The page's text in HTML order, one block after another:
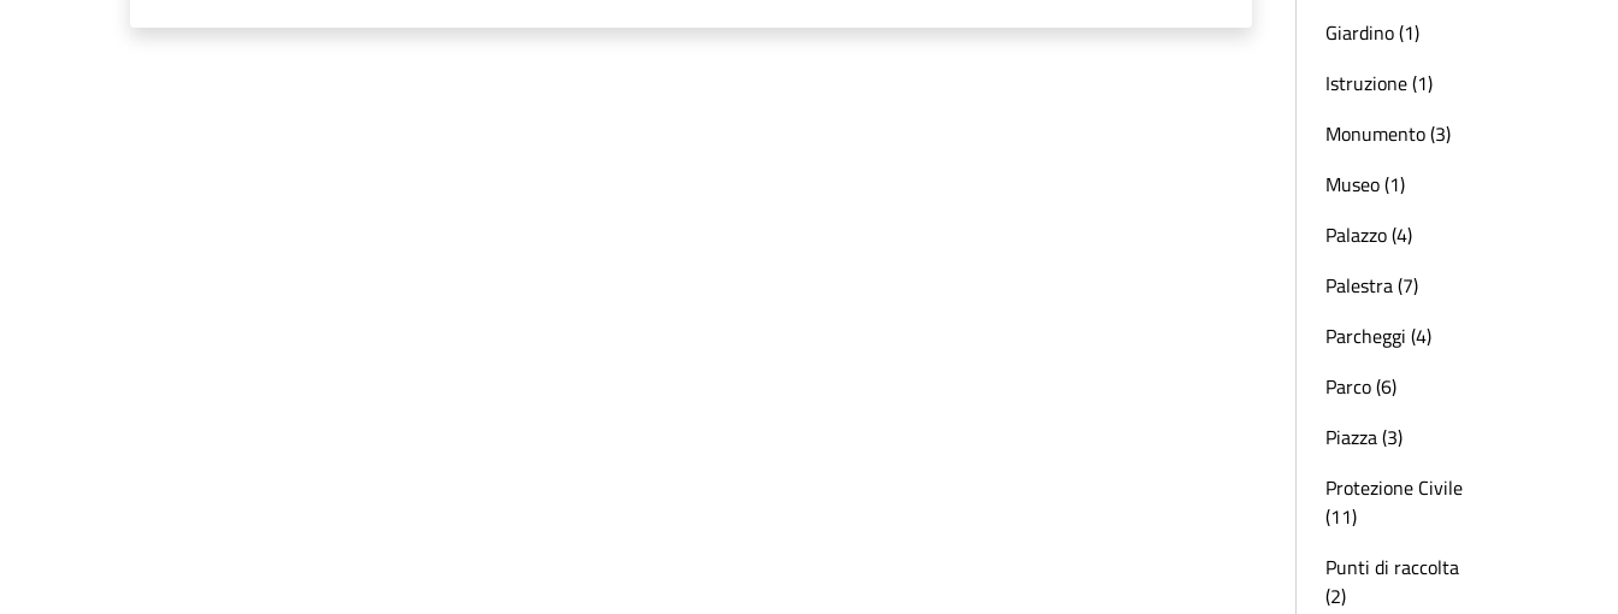
Giardino (1)
Istruzione (1)
Monumento (3)
Museo (1)
Palazzo (4)
Palestra (7)
Parcheggi (4)
Parco (6)
Piazza (3)
Protezione Civile
(11)
Punti di raccolta
(2)